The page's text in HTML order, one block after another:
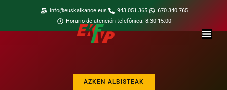
info@euskalkanoe.eus 943 051 365
670 340 765
Horario de atención telefónica: 8:30-15:00
AZKEN ALBISTEAK